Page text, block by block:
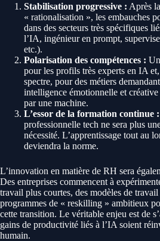
Stabilisation progressive : Après
« rationalisation », les embauches
dans des secteurs très spécifiques
l’IA, ingénieur en prompt,
etc.).
Polarisation des compétences :
pour les profils très experts en IA
spectre, pour des métiers
intelligence émotionnelle et
par une machine.
L’essor de la formation continue :
professionnelle tech ne sera plus
nécessité. L’apprentissage tout au
deviendra la norme.
L’innovation en matière de RH sera
Des entreprises commencent à
travail plus courtes, des modèles de
programmes de « reskilling » ambitieux
cette transition. Le véritable enjeu est de
gains de productivité liés à l’IA soient
humain.